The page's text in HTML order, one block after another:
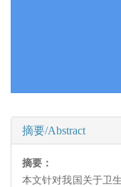
摘要/Abstract
摘要：
本文针对我国关于卫